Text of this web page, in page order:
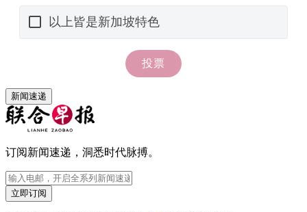
新闻速递
订阅新闻速递，洞悉时代脉搏。
立即订阅